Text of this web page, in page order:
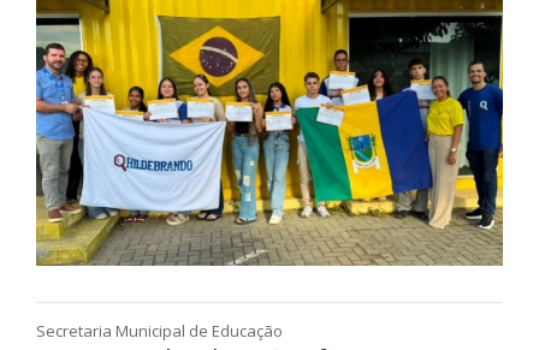
Secretaria Municipal de Educação